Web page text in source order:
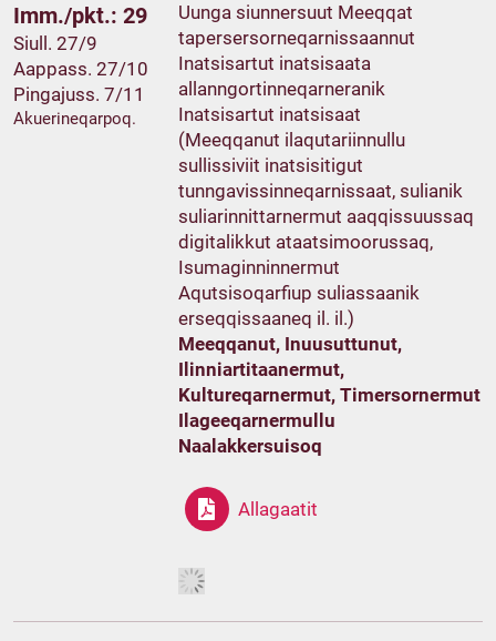
Imm./pkt.: 29
Siull. 27/9
Aappass. 27/10
Pingajuss. 7/11
Akuerineqarpoq.
Uunga siunnersuut Meeqqat
tapersersorneqarnissaannut
Inatsisartut inatsisaata
allanngortinneqarneranik
Inatsisartut inatsisaat
(Meeqqanut ilaqutariinnullu
sullissiviit inatsisitigut
tunngavissinneqarnissaat, sulianik
suliarinnittarnermut aaqqissuussaq
digitalikkut ataatsimoorussaq,
Isumaginninnermut
Aqutsisoqarfiup suliassaanik
erseqqissaaneq il. il.)
Meeqqanut, Inuusuttunut,
Ilinniartitaanermut,
Kultureqarnermut, Timersornermut
Ilageeqarnermullu
Naalakkersuisoq
Allagaatit